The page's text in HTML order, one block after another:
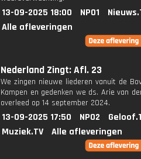
13-09-2025 18:00 NPO1
Alle afleveringen
Nederland Zingt: Afl. 23
We zingen nieuwe liederen vanuit de
Kampen en gedenken we ds. Arie van
overleed op 14 september 2024.
13-09-2025 17:50 NPO2
Muziek.TV
Alle afleveringen